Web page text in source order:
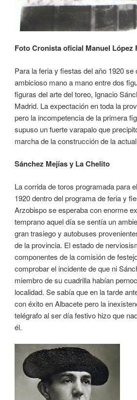
Foto Cronista oficial Manuel López
Para la feria y fiestas del año 1920 se
ambicioso mano a mano entre dos
figuras del arte del toreo, Ignacio
Madrid. La expectación en toda la
pero la incompetencia de la primera
supuso un fuerte varapalo que
marcha de la construcción de la
Sánchez Mejías y La Chelito
La corrida de toros programada para
1920 dentro del programa de feria y
Arzobispo se esperaba con enorme
temprano aquel día se sentía un
gran trasiego y autobuses
de la provincia. El estado de
componentes de la comisión de
comprobar el incidente de que ni
miembro de su cuadrilla habían
localidad. Se sabía que en la tarde
con éxito en Albacete pero la
telégrafo al ser día festivo hizo que
él.